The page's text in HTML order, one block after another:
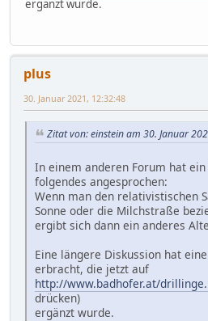
ergänzt wurde.
plus
30. Januar 2021, 12:32:48
Zitat von: einstein am 30. Januar
In einem anderen Forum hat
folgendes angesprochen:
Wenn man den relativistischen
Sonne oder die Milchstraße
ergibt sich dann ein anderes
Eine längere Diskussion hat
erbracht, die jetzt auf
http://www.badhofer.at/
drücken)
ergänzt wurde.